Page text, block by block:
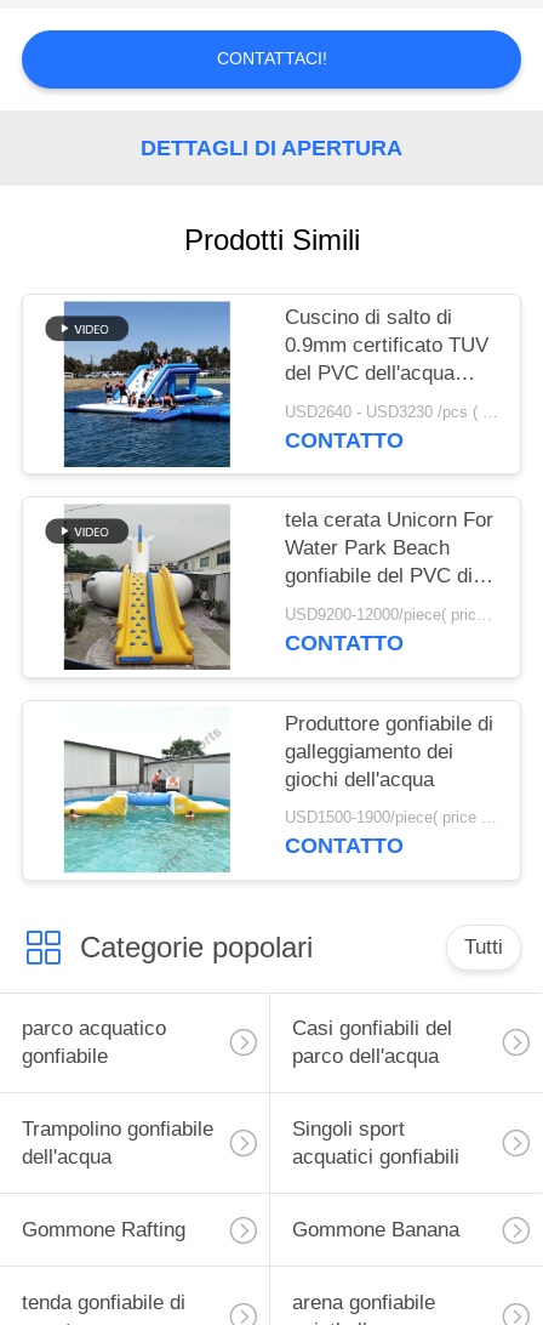
UNA
CITAZIONE
PRIVACY
POLICY
CONTATTACI!
DETTAGLI DI APERTURA
Prodotti Simili
Cuscino di salto di
0.9mm certificato TUV
del PVC dell'acqua
gonfiabile UV anti-
della tela cerata da
USD2640 - USD3230 /pcs ( price just for reference, detailed prices need to be confirmed） MOQ:1PC
CONTATTO
tela cerata Unicorn For
Water Park Beach
gonfiabile del PVC di
0.9mm
USD9200-12000/piece( price just for reference, detailed prices need to be confirmed) MOQ:1PC
CONTATTO
Produttore gonfiabile di
galleggiamento dei
giochi dell'acqua
USD1500-1900/piece( price just for reference, detailed prices need to be confirmed) MOQ:1PC
CONTATTO
Categorie popolari Tutti
parco acquatico
gonfiabile
Casi gonfiabili del
parco dell'acqua
Trampolino gonfiabile
dell'acqua
Singoli sport
acquatici gonfiabili
Gommone Rafting Gommone Banana
tenda gonfiabile di
arena gonfiabile